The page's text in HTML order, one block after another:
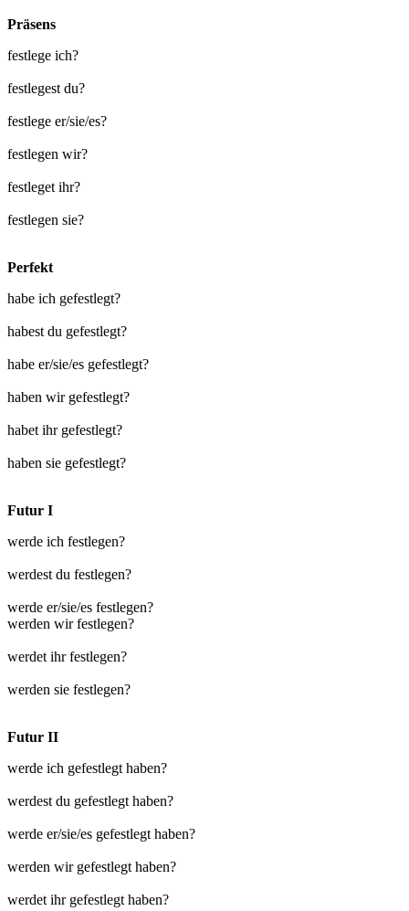
Präsens
festlege ich?
festlegest du?
festlege er/sie/es?
festlegen wir?
festleget ihr?
festlegen sie?
Perfekt
habe ich gefestlegt?
habest du gefestlegt?
habe er/sie/es gefestlegt?
haben wir gefestlegt?
habet ihr gefestlegt?
haben sie gefestlegt?
Futur I
werde ich festlegen?
werdest du festlegen?
werde er/sie/es festlegen?
werden wir festlegen?
werdet ihr festlegen?
werden sie festlegen?
Futur II
werde ich gefestlegt haben?
werdest du gefestlegt haben?
werde er/sie/es gefestlegt haben?
werden wir gefestlegt haben?
werdet ihr gefestlegt haben?